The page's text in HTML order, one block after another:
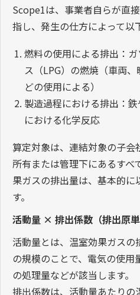
Scope1は、事業者自らが直
指し、発生の仕方によって以
燃料の使用による排出：
ス（LPG）の燃焼（車両
どの使用による）
製造過程における排出：
における化学反応
算定対象は、連結対象の子
所有または管理下にあるすべ
果ガスの排出量は、基本的に
す。
活動量 × 排出係数（排出原単
活動量とは、温室効果ガス
の規模のことで、電気の使
の処理量などが該当します。
排出係数は、活動量あたり